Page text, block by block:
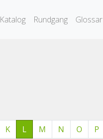
Katalog Rundgang Glossar
K L M N O P